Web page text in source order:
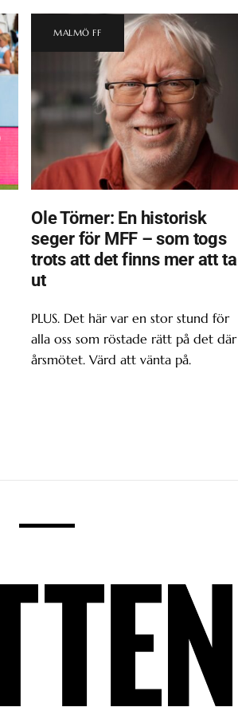
MALMÖ FF
Ole Törner: En historisk
seger för MFF – som togs
trots att det finns mer att ta
ut
PLUS. Det här var en stor stund för
alla oss som röstade rätt på det där
årsmötet. Värd att vänta på.